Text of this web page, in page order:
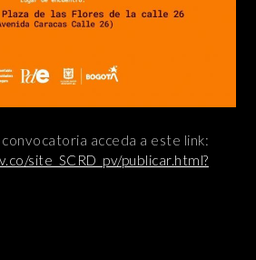
acceda a este link:
site_SCRD_pv/publicar.html?